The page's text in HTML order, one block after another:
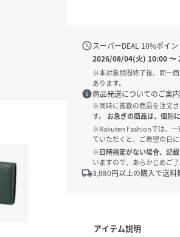
scheduleスーパーDEAL 10%ポイ
2026/08/04(火) 10:00〜
※本対象期間終了後、同一
あります。
info商品発送についてのご案内
※同時に複数の商品を注文
す。
お急ぎの商品は、個別
※Rakuten Fashionでは、一
ていただくと、ご希望の日
※日時指定がない場合、記
いますので、あらかじめご了
local_shipping3,980円以上の購入で送料
アイテム説明